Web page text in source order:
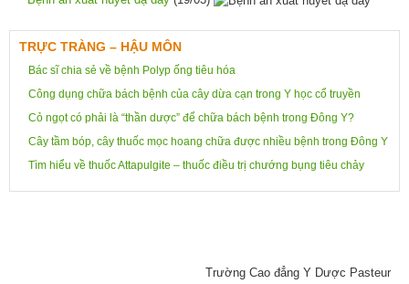
TRỰC TRÀNG – HẬU MÔN
Bác sĩ chia sẻ về bệnh Polyp ống tiêu hóa
Công dụng chữa bách bệnh của cây dừa cạn trong Y học cổ truyền
Cỏ ngọt có phải là “thần dược” để chữa bách bệnh trong Đông Y?
Cây tầm bóp, cây thuốc mọc hoang chữa được nhiều bệnh trong Đông Y
Tìm hiểu về thuốc Attapulgite – thuốc điều trị chướng bụng tiêu chảy
Trường Cao đẳng Y Dược Pasteur